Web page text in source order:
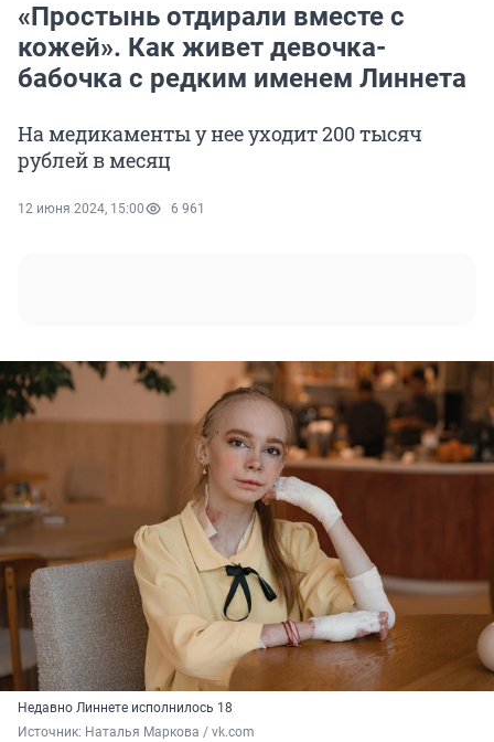
«Простынь отдирали вместе с
кожей». Как живет девочка-
бабочка с редким именем Линнета
На медикаменты у нее уходит 200 тысяч
рублей в месяц
12 июня 2024, 15:00 6 961
Недавно Линнете исполнилось 18
Источник: Наталья Маркова / vk.com